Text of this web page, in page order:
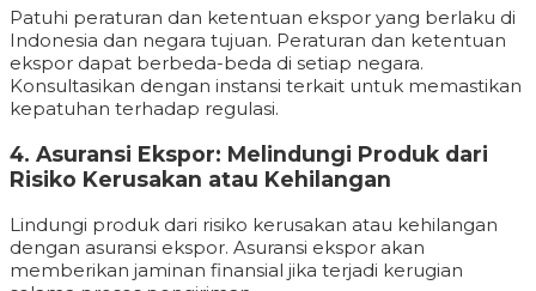
Patuhi peraturan dan ketentuan ekspor yang berlaku di
Indonesia dan negara tujuan. Peraturan dan ketentuan
ekspor dapat berbeda-beda di setiap negara.
Konsultasikan dengan instansi terkait untuk memastikan
kepatuhan terhadap regulasi.
4. Asuransi Ekspor: Melindungi Produk dari
Risiko Kerusakan atau Kehilangan
Lindungi produk dari risiko kerusakan atau kehilangan
dengan asuransi ekspor. Asuransi ekspor akan
memberikan jaminan finansial jika terjadi kerugian